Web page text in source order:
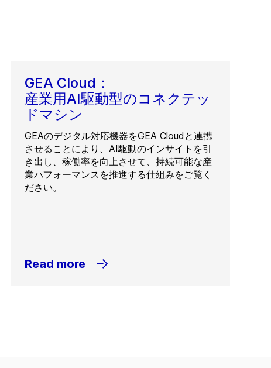
GEA Cloud：
産業用AI駆動型のコネクテッ
ドマシン
GEAのデジタル対応機器をGEA Cloudと連携
させることにより、AI駆動のインサイトを引
き出し、稼働率を向上させて、持続可能な産
業パフォーマンスを推進する仕組みをご覧く
ださい。
Read more